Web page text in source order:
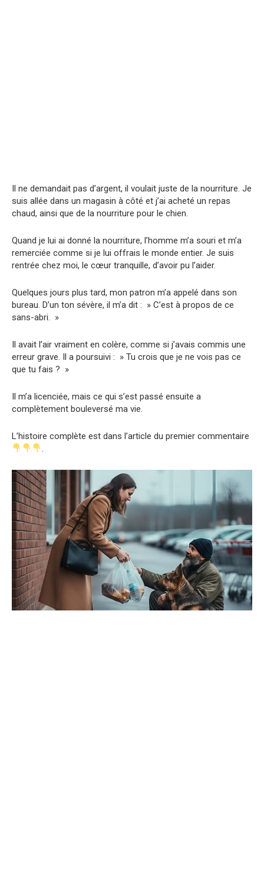
Il ne demandait pas d’argent, il voulait juste de la nourriture. Je
suis allée dans un magasin à côté et j’ai acheté un repas
chaud, ainsi que de la nourriture pour le chien.
Quand je lui ai donné la nourriture, l’homme m’a souri et m’a
remerciée comme si je lui offrais le monde entier. Je suis
rentrée chez moi, le cœur tranquille, d’avoir pu l’aider.
Quelques jours plus tard, mon patron m’a appelé dans son
bureau. D’un ton sévère, il m’a dit : » C’est à propos de ce
sans-abri. »
Il avait l’air vraiment en colère, comme si j’avais commis une
erreur grave. Il a poursuivi : » Tu crois que je ne vois pas ce
que tu fais ? »
Il m’a licenciée, mais ce qui s’est passé ensuite a
complètement bouleversé ma vie.
L’histoire complète est dans l’article du premier commentaire
.